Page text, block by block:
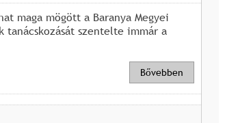
maga mögött a Baranya Megyei
szentelte immár a
Bővebben